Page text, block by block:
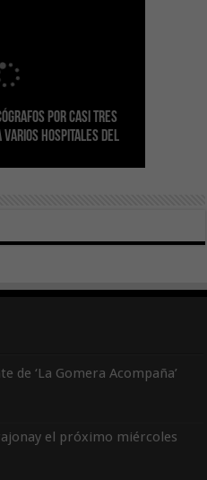
por casi tres
varios hospitales del
puntuación en el
Canarias por cuarto
ayudas del
por valor de 7,09 M€
con Ashotel su
Climáticos de
a su parque de
de alquiler
diagnóstica de
el impulso de la
‘La Gomera Acompaña’
el próximo miércoles